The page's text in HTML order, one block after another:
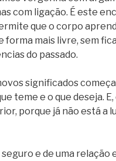
com ligação. É este
que o corpo
forma mais livre, sem
do passado.
significados
teme e o que deseja. E,
porque já não está a
e de uma relação